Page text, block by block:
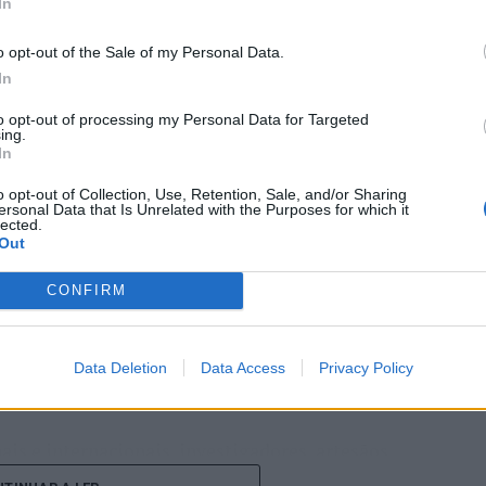
opt-out of the Sale of my Personal Data.
opt-out of processing my Personal Data for Targeted
opt-out of Collection, Use, Retention, Sale, and/or Sharing
Data that Is Unrelated with the Purposes for which it
CONFIRM
Data Deletion Data Access Privacy Policy
de Portugal, acolhe, nos dias 4 e 5 de setembro,
Branco (CCCCB), a primeira edição da
organizada pela Câmara Municipal de
e Cultura, e integrada na programação do
entre 3 e 6 de setembro.
Branco na “Rede de Cidades Criativas da
de 2023, na categoria “Artesanato e Artes
graças ao “valor patrimonial, artístico e
uma das manifestações mais emblemáticas da
albicastrense.
instituições de ensino superior e